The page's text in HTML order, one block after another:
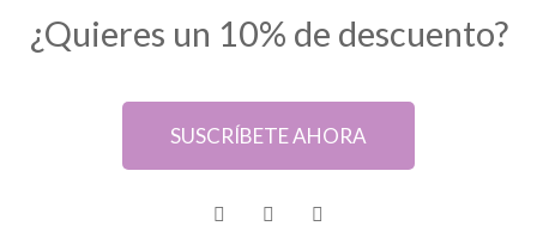
¿Quieres un 10% de descuento?
SUSCRÍBETE AHORA